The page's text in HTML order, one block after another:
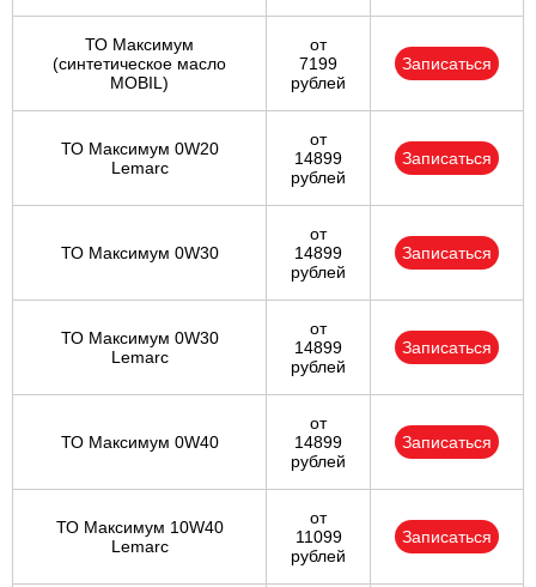
ТО Максимум
(cинтетическое масло
MOBIL)
от
7199
рублей
Записаться
ТО Максимум 0W20
Lemarc
от
14899
рублей
Записаться
ТО Максимум 0W30
от
14899
рублей
Записаться
ТО Максимум 0W30
Lemarc
от
14899
рублей
Записаться
ТО Максимум 0W40
от
14899
рублей
Записаться
ТО Максимум 10W40
Lemarc
от
11099
рублей
Записаться